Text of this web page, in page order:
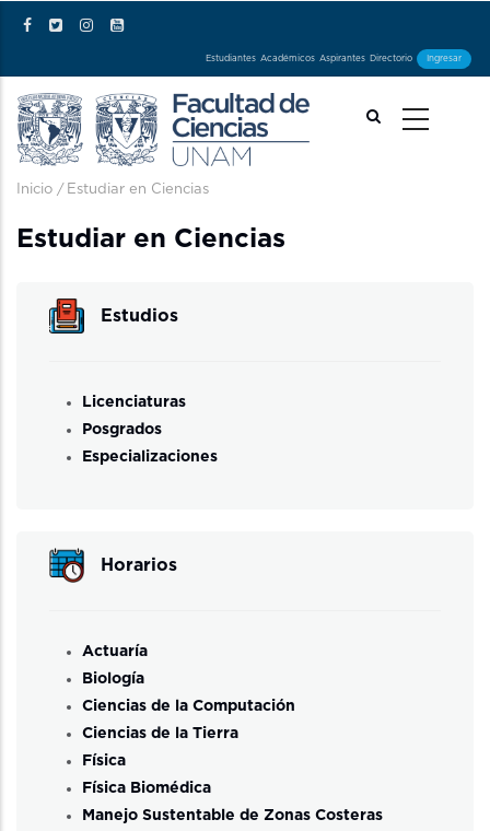
Ingresar
Directorio
Aspirantes
Académicos
Estudiantes
Ruta de navegación
Inicio / Estudiar en Ciencias
Estudiar en Ciencias
Estudios
Licenciaturas
Posgrados
Especializaciones
Horarios
Actuaría
Biología
Ciencias de la Computación
Ciencias de la Tierra
Física
Física Biomédica
Manejo Sustentable de Zonas Costeras